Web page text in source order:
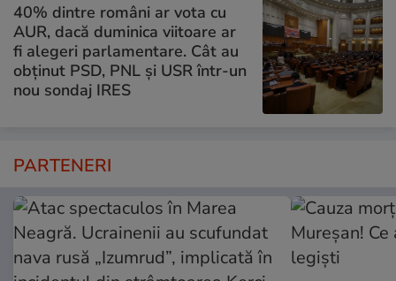
40% dintre români ar vota cu
AUR, dacă duminica viitoare ar
fi alegeri parlamentare. Cât au
obținut PSD, PNL și USR într-un
nou sondaj IRES
PARTENERI